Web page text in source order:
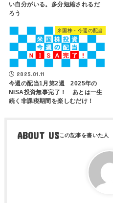
い自分がいる。多分短縮されるだ
ろう
米国株・今週の配当
2025.01.11
今週の配当1月第2週 2025年の
NISA投資無事完了！ あとは一生
続く非課税期間を楽しむだけ！
ABOUT US